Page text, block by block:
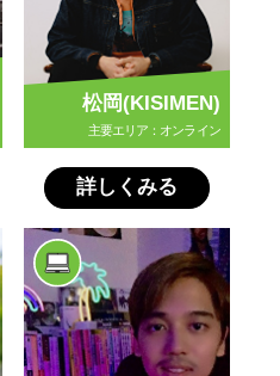
松岡(KISIMEN)
主要エリア：オンライン
詳しくみる